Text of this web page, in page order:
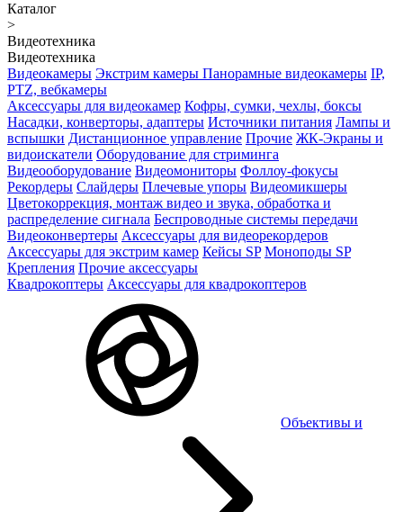
Каталог
>
Видеотехника
Видеотехника
Видеокамеры Экстрим камеры Панорамные видеокамеры IP,
PTZ, вебкамеры
Аксессуары для видеокамер Кофры, сумки, чехлы, боксы
Насадки, конверторы, адаптеры Источники питания Лампы и
вспышки Дистанционное управление Прочие ЖК-Экраны и
видоискатели Оборудование для стриминга
Видеооборудование Видеомониторы Фоллоу-фокусы
Рекордеры Слайдеры Плечевые упоры Видеомикшеры
Цветокоррекция, монтаж видео и звука, обработка и
распределение сигнала Беспроводные системы передачи
Видеоконвертеры Аксессуары для видеорекордеров
Аксессуары для экстрим камер Кейсы SP Моноподы SP
Крепления Прочие аксессуары
Квадрокоптеры Аксессуары для квадрокоптеров
Объективы и